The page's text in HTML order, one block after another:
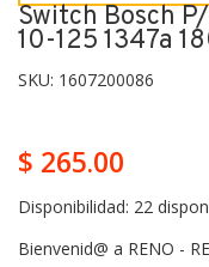
Switch Bosch P/
10-125 1347a
SKU: 1607200086
$ 265.00
Disponibilidad: 22
Bienvenid@ a RENO -